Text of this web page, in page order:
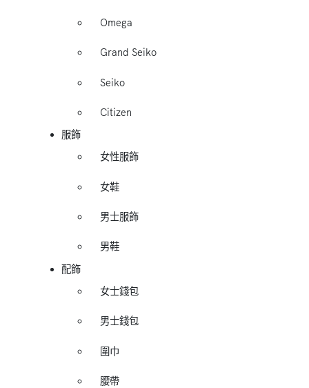
Omega
Grand Seiko
Seiko
Citizen
服飾
女性服飾
女鞋
男士服飾
男鞋
配飾
女士錢包
男士錢包
圍巾
腰帶